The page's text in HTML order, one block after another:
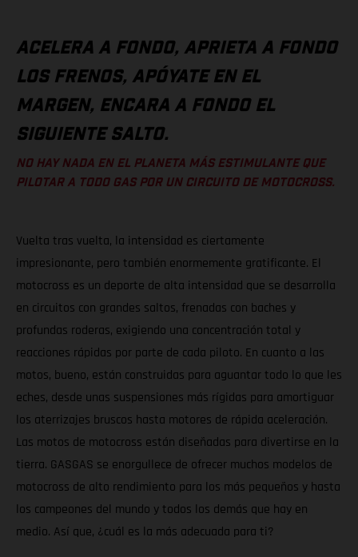
ACELERA A FONDO, APRIETA A FONDO
LOS FRENOS, APÓYATE EN EL
MARGEN, ENCARA A FONDO EL
SIGUIENTE SALTO.
NO HAY NADA EN EL PLANETA MÁS ESTIMULANTE QUE
PILOTAR A TODO GAS POR UN CIRCUITO DE MOTOCROSS.
Vuelta tras vuelta, la intensidad es ciertamente
impresionante, pero también enormemente gratificante. El
motocross es un deporte de alta intensidad que se desarrolla
en circuitos con grandes saltos, frenadas con baches y
profundas roderas, exigiendo una concentración total y
reacciones rápidas por parte de cada piloto. En cuanto a las
motos, bueno, están construidas para aguantar todo lo que les
eches, desde unas suspensiones más rígidas para amortiguar
los aterrizajes bruscos hasta motores de rápida aceleración.
Las motos de motocross están diseñadas para divertirse en la
tierra. GASGAS se enorgullece de ofrecer muchos modelos de
motocross de alto rendimiento para los más pequeños y hasta
los campeones del mundo y todos los demás que hay en
medio. Así que, ¿cuál es la más adecuada para ti?